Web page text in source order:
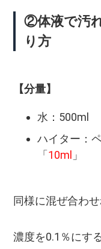
②体液で汚
り方
【分量】
水：500ml
ハイター：
「10ml 」
同様に混ぜ合わせ
濃度を0.1％にす